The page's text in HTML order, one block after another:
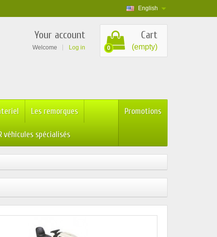
English
Cart
(empty)
0
Your account
Welcome Log in
Promotions
Les remorques
véhicules spécialisés